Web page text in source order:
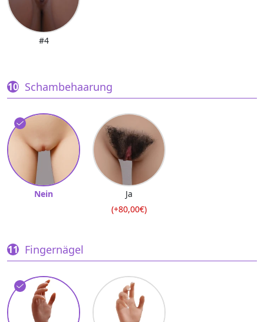
#4
Schambehaarung
Nein
Ja
(+80,00€)
Fingernägel